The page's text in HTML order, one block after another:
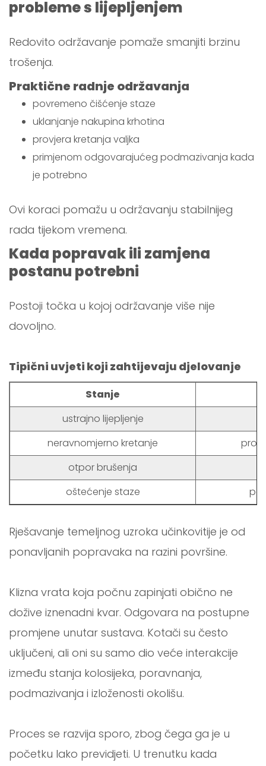
probleme s lijepljenjem
Redovito održavanje pomaže smanjiti brzinu
trošenja.
Praktične radnje održavanja
povremeno čišćenje staze
uklanjanje nakupina krhotina
provjera kretanja valjka
primjenom odgovarajućeg podmazivanja kada
je potrebno
Ovi koraci pomažu u održavanju stabilnijeg
rada tijekom vremena.
Kada popravak ili zamjena
postanu potrebni
Postoji točka u kojoj održavanje više nije
dovoljno.
Tipični uvjeti koji zahtijevaju djelovanje
Stanje
ustrajno lijepljenje
neravnomjerno kretanje
otpor brušenja
oštećenje staze
Rješavanje temeljnog uzroka učinkovitije je od
ponavljanih popravaka na razini površine.
Klizna vrata koja počnu zapinjati obično ne
dožive iznenadni kvar. Odgovara na postupne
promjene unutar sustava. Kotači su često
uključeni, ali oni su samo dio veće interakcije
između stanja kolosijeka, poravnanja,
podmazivanja i izloženosti okolišu.
Proces se razvija sporo, zbog čega ga je u
početku lako previdjeti. U trenutku kada